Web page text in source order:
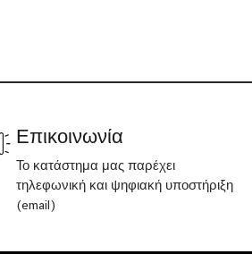
Επικοινωνία
Το κατάστημα μας παρέχει
τηλεφωνική και ψηφιακή υποστήριξη
(email)